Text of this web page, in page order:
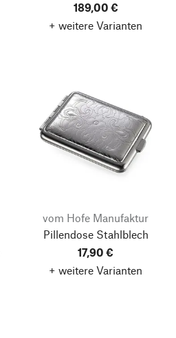
189,00 €
+ weitere Varianten
vom Hofe Manufaktur
Pillendose Stahlblech
17,90 €
+ weitere Varianten